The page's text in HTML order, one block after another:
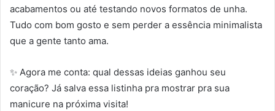
acabamentos ou até testando novos formatos de unha.
Tudo com bom gosto e sem perder a essência minimalista
que a gente tanto ama.
✨ Agora me conta: qual dessas ideias ganhou seu
coração? Já salva essa listinha pra mostrar pra sua
manicure na próxima visita!